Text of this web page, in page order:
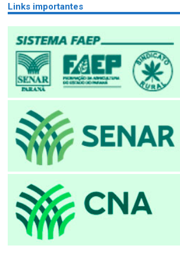
Links importantes